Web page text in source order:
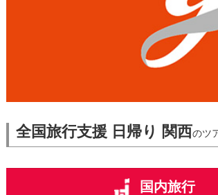
全国旅行支援 日帰り 関西のツ
国内旅行